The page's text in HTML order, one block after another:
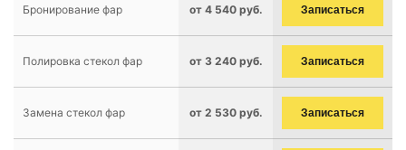
Бронирование фар от 4 540 руб. Записаться
Полировка стекол фар от 3 240 руб. Записаться
Замена стекол фар от 2 530 руб. Записаться